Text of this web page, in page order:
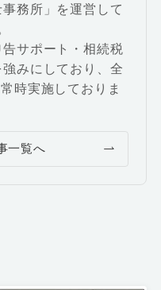
務所」を運営して
サポート・相続税
みにしており、全
時実施しておりま
一覧へ